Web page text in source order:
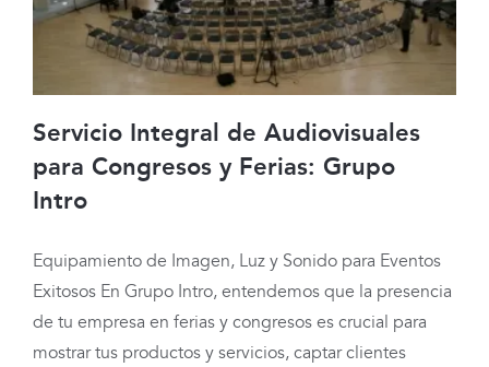
Congresos y Ferias: Grupo Intro
Servicio Integral de Audiovisuales
para Congresos y Ferias: Grupo
Intro
Equipamiento de Imagen, Luz y Sonido para Eventos
Exitosos En Grupo Intro, entendemos que la presencia
de tu empresa en ferias y congresos es crucial para
mostrar tus productos y servicios, captar clientes